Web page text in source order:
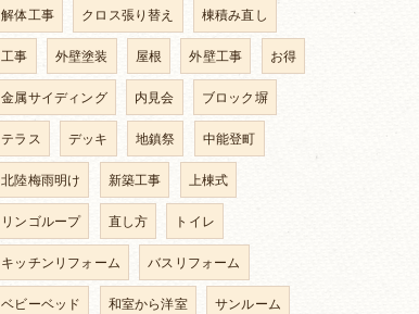
解体工事 クロス張り替え 棟積み直し
工事 外壁塗装 屋根 外壁工事 お得
金属サイディング 内見会 ブロック塀
テラス デッキ 地鎮祭 中能登町
北陸梅雨明け 新築工事 上棟式
リンゴループ 直し方 トイレ
キッチンリフォーム バスリフォーム
ベビーベッド 和室から洋室 サンルーム